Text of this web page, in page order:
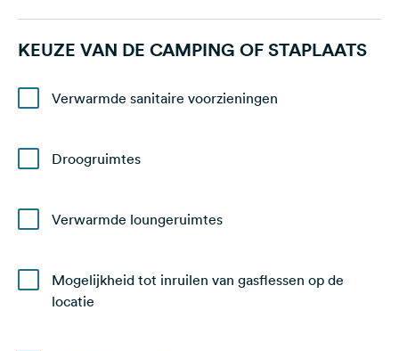
KEUZE VAN DE CAMPING OF STAPLAATS
Verwarmde sanitaire voorzieningen
Droogruimtes
Verwarmde loungeruimtes
Mogelijkheid tot inruilen van gasflessen op de
locatie